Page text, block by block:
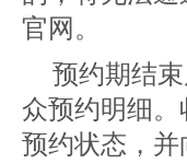
官网 。
预约期结
众预约明细
预约状态，